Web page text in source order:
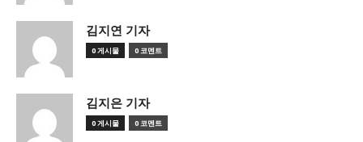
김지연 기자
0 게시물 0 코멘트
김지은 기자
0 게시물 0 코멘트